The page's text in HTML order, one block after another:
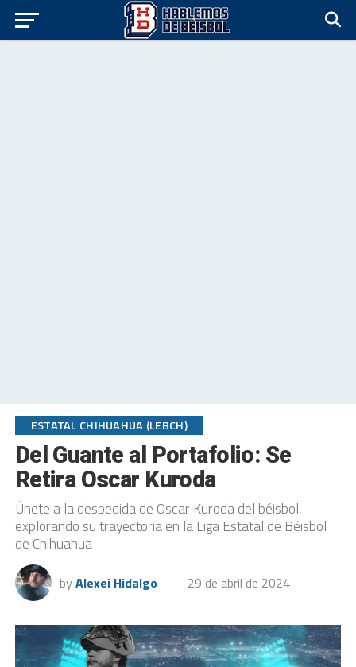
ESTATAL CHIHUAHUA (LEBCH)
Del Guante al Portafolio: Se
Retira Oscar Kuroda
Únete a la despedida de Oscar Kuroda del béisbol,
explorando su trayectoria en la Liga Estatal de Béisbol
de Chihuahua
by Alexei Hidalgo 29 de abril de 2024